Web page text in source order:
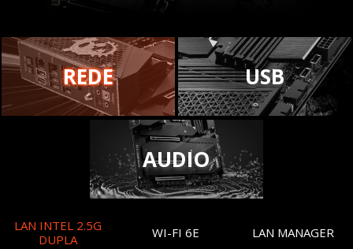
REDE USB
AUDIO
LAN INTEL 2.5G
DUPLA
WI-FI 6E LAN MANAGER